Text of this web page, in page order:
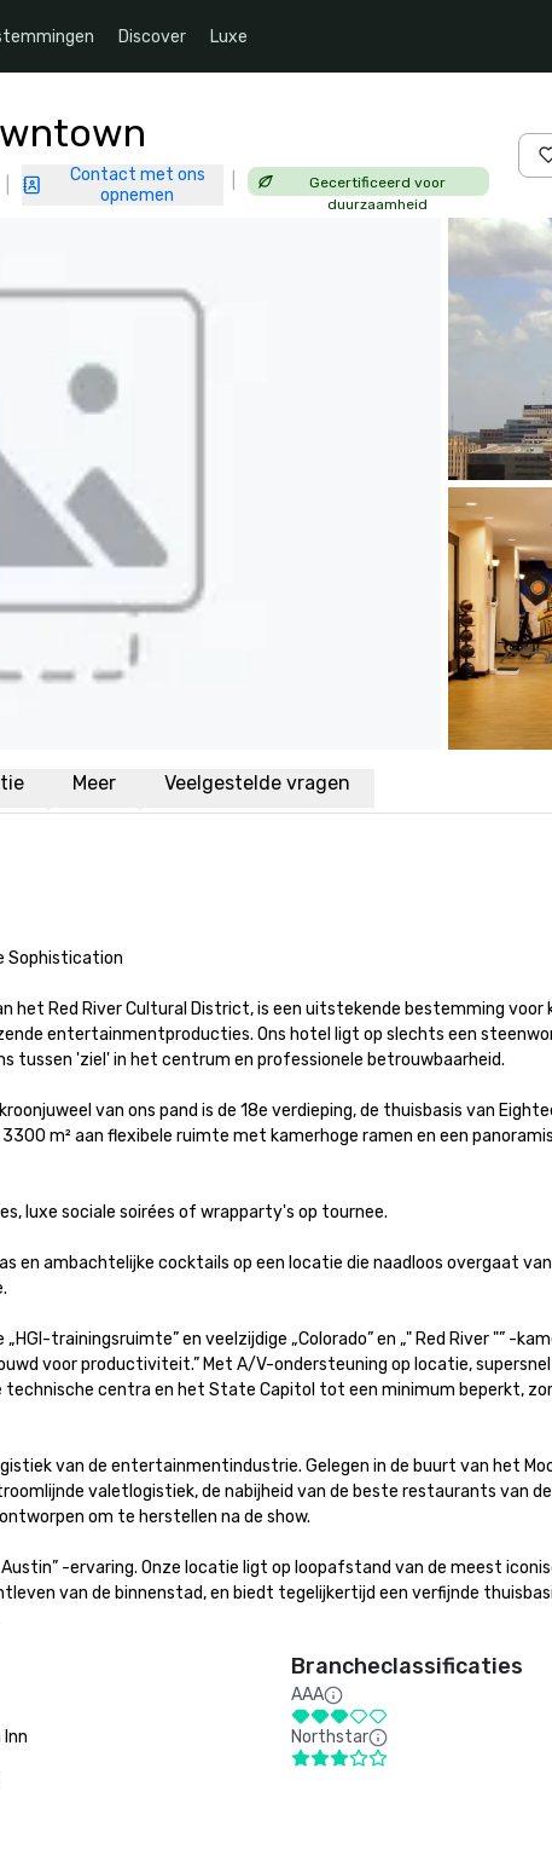
Discover Luxe
Contact met ons
opnemen
Gecertificeerd voor
duurzaamheid
Meer Veelgestelde vragen
Sophistication
het Red River Cultural District, is een uitstekende bestemming voor
entertainmentproducties. Ons hotel ligt op slechts een
tussen 'ziel' in het centrum en professionele betrouwbaarheid.
van ons pand is de 18e verdieping, de thuisbasis van
m² aan flexibele ruimte met kamerhoge ramen en een
luxe sociale soirées of wrapparty's op tournee.
en ambachtelijke cocktails op een locatie die naadloos overgaat
trainingsruimte” en veelzijdige „Colorado” en „" Red River "” -
voor productiviteit.” Met A/V-ondersteuning op locatie, supersnel
centra en het State Capitol tot een minimum beperkt,
van de entertainmentindustrie. Gelegen in de buurt van het
valetlogistiek, de nabijheid van de beste restaurants van
om te herstellen na de show.
-ervaring. Onze locatie ligt op loopafstand van de meest
van de binnenstad, en biedt tegelijkertijd een verfijnde
Inn
Brancheclassificaties
AAA
Northstar